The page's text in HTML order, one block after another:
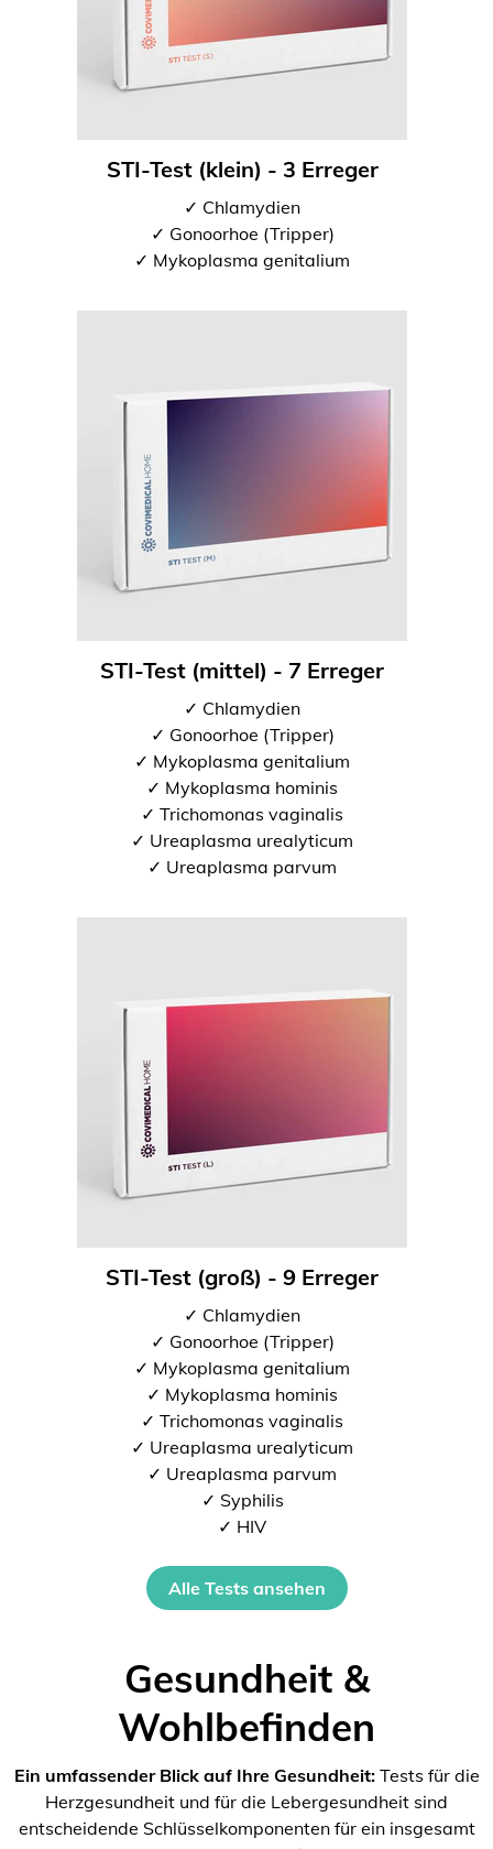
STI-Test (klein) - 3 Erreger
✓ Chlamydien
✓ Gonoorhoe (Tripper)
✓ Mykoplasma genitalium
STI-Test (mittel) - 7 Erreger
✓ Chlamydien
✓ Gonoorhoe (Tripper)
✓ Mykoplasma genitalium
✓ Mykoplasma hominis
✓ Trichomonas vaginalis
✓ Ureaplasma urealyticum
✓ Ureaplasma parvum
STI-Test (groß) - 9 Erreger
✓ Chlamydien
✓ Gonoorhoe (Tripper)
✓ Mykoplasma genitalium
✓ Mykoplasma hominis
✓ Trichomonas vaginalis
✓ Ureaplasma urealyticum
✓ Ureaplasma parvum
✓ Syphilis
✓ HIV
Alle Tests ansehen
Gesundheit &
Wohlbefinden
Ein umfassender Blick auf Ihre Gesundheit:Tests für die
Herzgesundheit und für die Lebergesundheit sind
entscheidende Schlüsselkomponenten für ein insgesamt